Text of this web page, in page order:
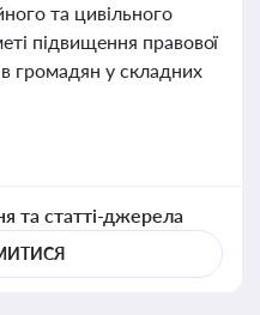
та цивільного
підвищення правової
громадян у складних
та статті-джерела